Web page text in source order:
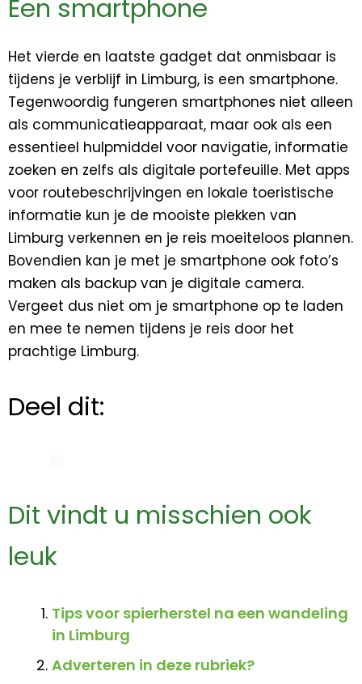
Een smartphone
Het vierde en laatste gadget dat onmisbaar is
tijdens je verblijf in Limburg, is een smartphone.
Tegenwoordig fungeren smartphones niet alleen
als communicatieapparaat, maar ook als een
essentieel hulpmiddel voor navigatie, informatie
zoeken en zelfs als digitale portefeuille. Met apps
voor routebeschrijvingen en lokale toeristische
informatie kun je de mooiste plekken van
Limburg verkennen en je reis moeiteloos plannen.
Bovendien kan je met je smartphone ook foto’s
maken als backup van je digitale camera.
Vergeet dus niet om je smartphone op te laden
en mee te nemen tijdens je reis door het
prachtige Limburg.
Deel dit:
Dit vindt u misschien ook
leuk
Tips voor spierherstel na een wandeling
in Limburg
Adverteren in deze rubriek?